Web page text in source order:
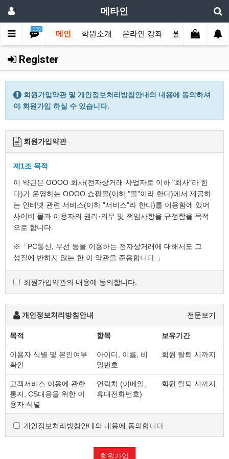
메타인
BBS
메인 학원소개 온라인 강좌 월수강권 결제
Register
회원가입약관 및 개인정보처리방침안내의 내용에 동의하셔
야 회원가입 하실 수 있습니다.
회원가입약관
제1조 목적
이 약관은 OOOO 회사(전자상거래 사업자로 이하 "회사"라 한
다)가 운영하는 OOOO 쇼핑몰(이하 "몰"이라 한다)에서 제공하
는 인터넷 관련 서비스(이하 "서비스"라 한다)를 이용함에 있어
사이버 몰과 이용자의 권리·의무 및 책임사항을 규정함을 목적
으로 합니다.
※「PC통신, 무선 등을 이용하는 전자상거래에 대해서도 그
성질에 반하지 않는 한 이 약관을 준용합니다.」
제2조 정의
을 이용자에게 제공하기 위하여 컴퓨터등 정보통신설비를
영업장을 말하며, 아울러 사이버몰을 운영하는 사업자의
의미로도 사용합니다.
"이용자"란 "몰"에 접속하여 이 약관에 따라 "몰"이
제공하는 서비스를 받는 회원 및 비회원을 말합니다.
'회원'이라 함은 “몰”에 회원등록을 한 자로서, 계속적으로
"몰"이 제공하는 서비스를 이용할 수 있는 자를 말합니다.
'비회원'이라 함은 회원에 가입하지 않고 "몰"이 제공하는
서비스를 이용하는 자를 말합니다.
"몰"은 이 약관의 내용과 상호 및 대표자 성명, 영업소
회원가입약관의 내용에 동의합니다.
전문보기
개인정보처리방침안내
목적 항목 보유기간
이용자 식별 및 본인여부
확인
아이디, 이름, 비
밀번호
회원 탈퇴 시까지
고객서비스 이용에 관한
통지, CS대응을 위한 이
용자 식별
연락처 (이메일,
휴대전화번호)
회원 탈퇴 시까지
개인정보처리방침안내의 내용에 동의합니다.
회원가입